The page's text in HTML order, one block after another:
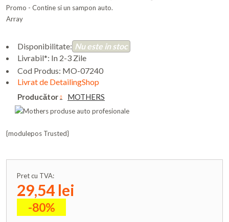
Promo - Contine si un sampon auto.
Array
Disponibilitate: Nu este in stoc
Livrabil*: In 2-3 Zile
Cod Produs: MO-07240
Livrat de DetailingShop
Producător MOTHERS
{modulepos Trusted}
Pret cu TVA:
29,54 lei
-80%